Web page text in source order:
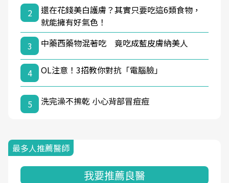
2
還在花錢美白護膚？其實只要吃這6類食物，
就能擁有好氣色！
3
中藥西藥物混著吃 竟吃成藍皮膚納美人
4 OL注意！3招教你對抗「電腦臉」
5 洗完澡不擦乾 小心背部冒痘痘
最多人推薦醫師
我要推薦良醫